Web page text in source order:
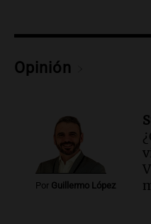
Noticias Rosario
compras de
Rosario.
Ahora país
Episodios
Audio.José
Opinión
Por Guillermo López